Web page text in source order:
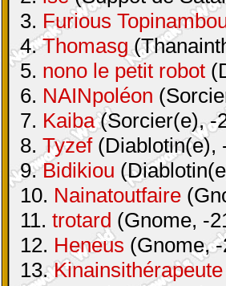
3. Furious
4.Thomasg
5. nono le petit robot
6. NAINpoléon
7. Kaiba(Sorcier(e), -
8. Tyzef(Diablotin(e),
9.Bidikiou
10. Nainatoutfaire
11. trotard (Gnome, -
12. Heneus (Gnome,
13.Kinainsithérapeute